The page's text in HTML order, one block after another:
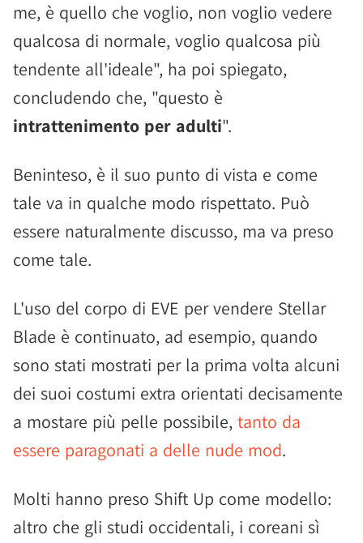
me, è quello che voglio, non voglio vedere
qualcosa di normale, voglio qualcosa più
tendente all'ideale", ha poi spiegato,
concludendo che, "questo è
intrattenimento per adulti".
Beninteso, è il suo punto di vista e come
tale va in qualche modo rispettato. Può
essere naturalmente discusso, ma va preso
come tale.
L'uso del corpo di EVE per vendere Stellar
Blade è continuato, ad esempio, quando
sono stati mostrati per la prima volta alcuni
dei suoi costumi extra orientati decisamente
a mostare più pelle possibile, tanto da
essere paragonati a delle nude mod.
Molti hanno preso Shift Up come modello:
altro che gli studi occidentali, i coreani sì